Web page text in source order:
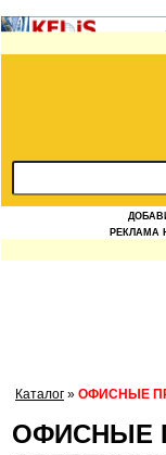
РЕКЛАМА
Каталог » ОФИСНЫЕ
ОФИСНЫЕ